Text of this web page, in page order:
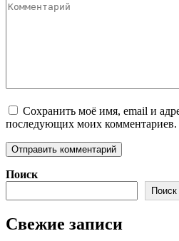
Сохранить моё имя, email и
последующих моих комментариев.
Поиск
Поиск
Свежие записи